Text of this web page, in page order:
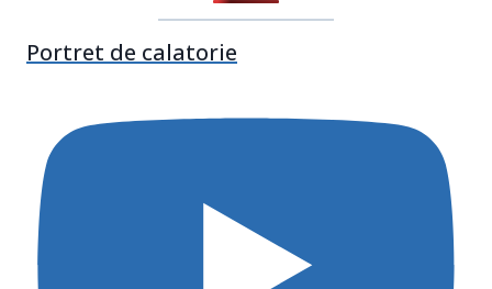
Portret de calatorie